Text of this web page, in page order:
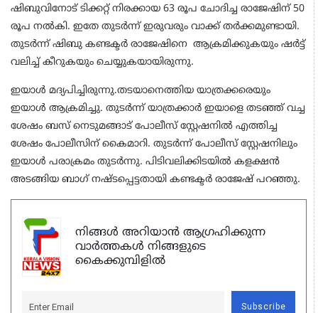
ഷിബുവിനോട് ടിക്കറ്റ് നിരക്കായ 63 രൂപ ചോദിച്ച രാജേഷിന് 50
രൂപ നല്‍കി. ഇതേ തുടര്‍ന്ന് ഇരുവരും വാക്ക് തര്‍ക്കമുണ്ടായി.
തുടര്‍ന്ന് ഷിബു കണ്ടക്ടര്‍ രാജേഷിനെ ആക്രമിക്കുകയും ഷര്‍ട്ട്
വലിച്ച് കീറുകയും ചെയ്യുകയായിരുന്നു.
ഇയാള്‍ മദ്യപിച്ചിരുന്നു.തടയാനെത്തിയ യാത്രക്കരെയും
ഇയാള്‍ ആക്രമിച്ചു. തുടര്‍ന്ന് യാത്രക്കാര്‍ ഇയാളെ തടഞ്ഞ് വച്ച
ശേഷം ബസ് നെടുമങ്ങാട് പോലീസ് സ്റ്റേഷനില്‍ എത്തിച്ച
ശേഷം പോലീസിന് കൈമാറി. തുടര്‍ന്ന് പോലീസ് സ്റ്റേഷനിലും
ഇയാള്‍ പരാക്രമം തുടര്‍ന്നു. പിടിവലിക്കിടയില്‍ കളക്ഷന്‍
അടങ്ങിയ ബാഗ് നഷ്ടപ്പെട്ടതായി കണ്ടക്ടര്‍ രാജേഷ് പറഞ്ഞു.
നിങ്ങൾ അറിയാൻ ആഗ്രഹിക്കുന്ന
വാർത്തകൾ നിങ്ങളുടെ
കൈക്കുമ്പിളിൽ
Subscribe